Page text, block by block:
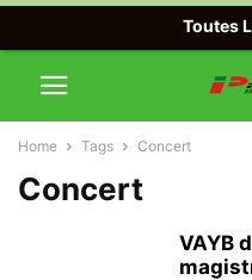
Home Tags Concert
Concert
VAYB
Toutes